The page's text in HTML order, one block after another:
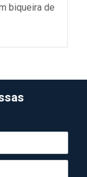
biqueira de